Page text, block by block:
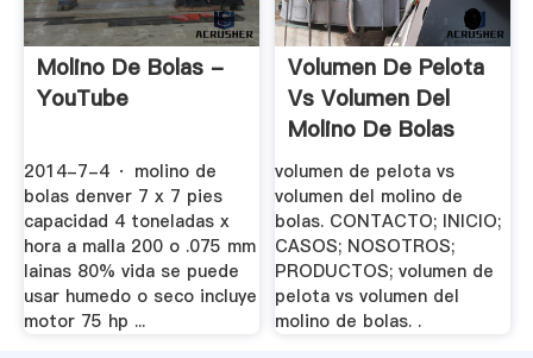
Molino De Bolas -
YouTube
2014-7-4 · molino de
bolas denver 7 x 7 pies
capacidad 4 toneladas x
hora a malla 200 o .075 mm
lainas 80% vida se puede
usar humedo o seco incluye
motor 75 hp ...
Volumen De Pelota
Vs Volumen Del
Molino De Bolas
volumen de pelota vs
volumen del molino de
bolas. CONTACTO; INICIO;
CASOS; NOSOTROS;
PRODUCTOS; volumen de
pelota vs volumen del
molino de bolas. .